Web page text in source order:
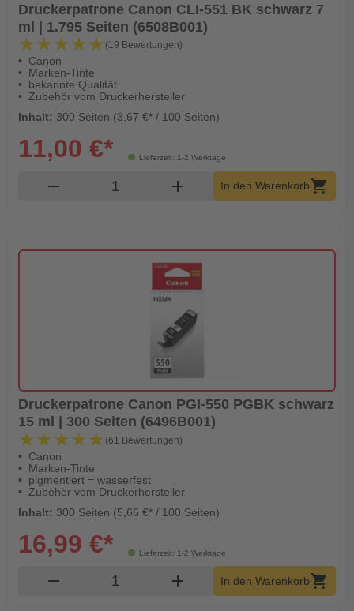
Druckerpatrone Canon CLI-551 BK schwarz 7
ml | 1.795 Seiten (6508B001)
★★★★★
★★★★★ (19 Bewertungen)
Canon
Marken-Tinte
bekannte Qualität
Zubehör vom Druckerhersteller
Inhalt: 300 Seiten (3,67 €* / 100 Seiten)
Lieferzeit: 1-2 Werktage
11,00 €*
remove Produkt Warenkorb Menge
add In den Warenkorbshopping_cart
Druckerpatrone Canon PGI-550 PGBK schwarz
15 ml | 300 Seiten (6496B001)
★★★★★
★★★★★ (61 Bewertungen)
Canon
Marken-Tinte
pigmentiert = wasserfest
Zubehör vom Druckerhersteller
Inhalt: 300 Seiten (5,66 €* / 100 Seiten)
Lieferzeit: 1-2 Werktage
16,99 €*
remove Produkt Warenkorb Menge
add In den Warenkorbshopping_cart